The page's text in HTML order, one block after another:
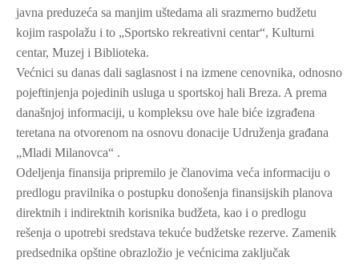
javna preduzeća sa manjim uštedama ali srazmerno budžetu
kojim raspolažu i to „Sportsko rekreativni centar“, Kulturni
centar, Muzej i Biblioteka.
Većnici su danas dali saglasnost i na izmene cenovnika, odnosno
pojeftinjenja pojedinih usluga u sportskoj hali Breza. A prema
današnjoj informaciji, u kompleksu ove hale biće izgrađena
teretana na otvorenom na osnovu donacije Udruženja građana
„Mladi Milanovca“ .
Odeljenja finansija pripremilo je članovima veća informaciju o
predlogu pravilnika o postupku donošenja finansijskih planova
direktnih i indirektnih korisnika budžeta, kao i o predlogu
rešenja o upotrebi sredstava tekuće budžetske rezerve. Zamenik
predsednika opštine obrazložio je većnicima zaključak